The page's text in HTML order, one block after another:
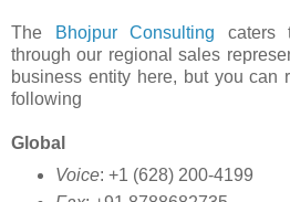
The Bhojpur Consulting
through our regional sales
business entity here, but you can
following
Global
Voice: +1 (628) 200-4199